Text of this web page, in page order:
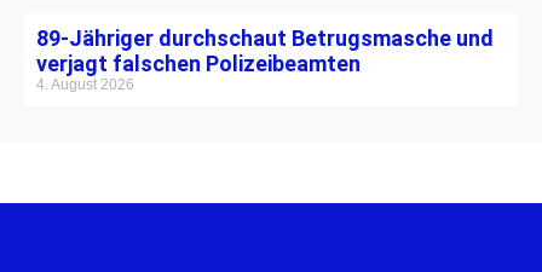
89-Jähriger durchschaut Betrugsmasche und
verjagt falschen Polizeibeamten
4. August 2026